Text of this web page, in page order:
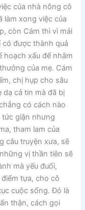
của nhà nông cô
làm xong việc của
còn Cám thì vì mải
được thành quả
hoạch xấu để nhằm
của mẹ. Cám
chị hụp cho sâu
dạ cả tin mà đã bị
có cách nào
giận nhưng
tham lam của
câu truyện xưa, sẽ
vị thần tiên sẽ
mà yếu đuối,
tựa, cho cô
cuộc sống. Đó là
thận, cách gọi